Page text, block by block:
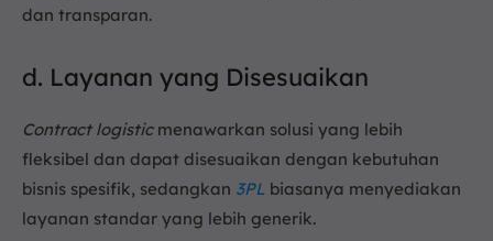
dan transparan.
d. Layanan yang Disesuaikan
Contract logisticmenawarkan solusi yang lebih
fleksibel dan dapat disesuaikan dengan kebutuhan
bisnis spesifik, sedangkan 3PL biasanya menyediakan
layanan standar yang lebih generik.